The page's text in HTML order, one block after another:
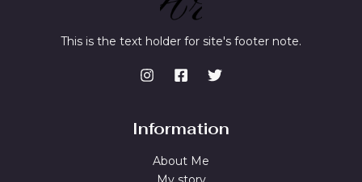
This is the text holder for site's footer note.
Information
About Me